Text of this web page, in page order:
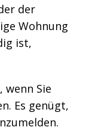
der
Wohnung
ist,
wenn Sie
Es genügt,